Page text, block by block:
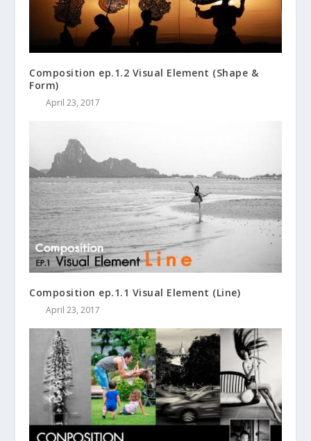
Composition ep.1.2 Visual Element (Shape &
Form)
April 23, 2017
Composition ep.1.1 Visual Element (Line)
April 23, 2017